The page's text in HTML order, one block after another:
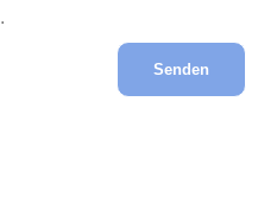
Senden